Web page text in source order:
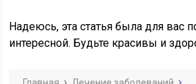
Надеюсь, эта статья была для вас
интересной. Будьте красивы и